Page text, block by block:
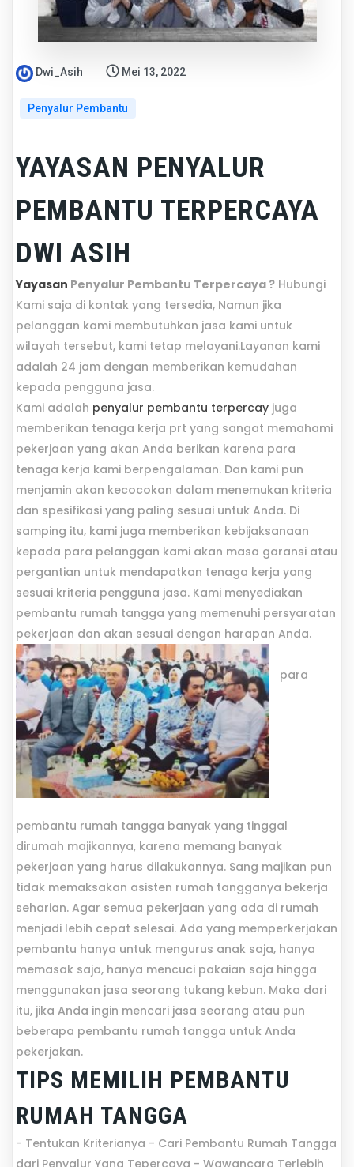
Dwi_Asih Mei 13, 2022
Penyalur Pembantu
YAYASAN PENYALUR
PEMBANTU TERPERCAYA
DWI ASIH
Yayasan Penyalur Pembantu Terpercaya ? Hubungi
Kami saja di kontak yang tersedia, Namun jika
pelanggan kami membutuhkan jasa kami untuk
wilayah tersebut, kami tetap melayani.Layanan kami
adalah 24 jam dengan memberikan kemudahan
kepada pengguna jasa.
Kami adalah penyalur pembantu terpercay juga
memberikan tenaga kerja prt yang sangat memahami
pekerjaan yang akan Anda berikan karena para
tenaga kerja kami berpengalaman. Dan kami pun
menjamin akan kecocokan dalam menemukan kriteria
dan spesifikasi yang paling sesuai untuk Anda. Di
samping itu, kami juga memberikan kebijaksanaan
kepada para pelanggan kami akan masa garansi atau
pergantian untuk mendapatkan tenaga kerja yang
sesuai kriteria pengguna jasa. Kami menyediakan
pembantu rumah tangga yang memenuhi persyaratan
pekerjaan dan akan sesuai dengan harapan Anda.
para
pembantu rumah tangga banyak yang tinggal
dirumah majikannya, karena memang banyak
pekerjaan yang harus dilakukannya. Sang majikan pun
tidak memaksakan asisten rumah tangganya bekerja
seharian. Agar semua pekerjaan yang ada di rumah
menjadi lebih cepat selesai. Ada yang memperkerjakan
pembantu hanya untuk mengurus anak saja, hanya
memasak saja, hanya mencuci pakaian saja hingga
menggunakan jasa seorang tukang kebun. Maka dari
itu, jika Anda ingin mencari jasa seorang atau pun
beberapa pembantu rumah tangga untuk Anda
pekerjakan.
TIPS MEMILIH PEMBANTU
RUMAH TANGGA
- Tentukan Kriterianya - Cari Pembantu Rumah Tangga
dari Penyalur Yang Tepercaya - Wawancara Terlebih